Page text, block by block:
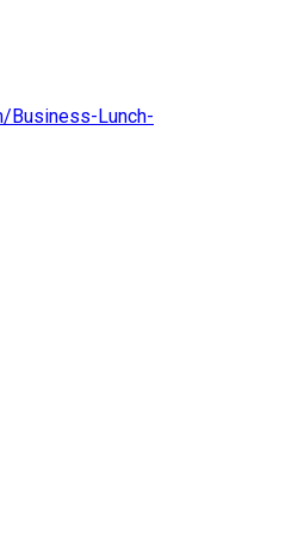
Business-Lunch-